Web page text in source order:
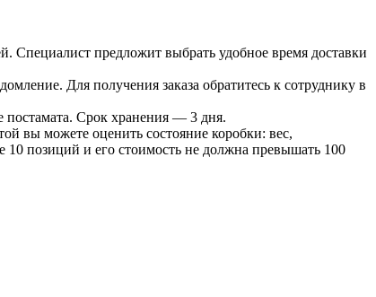
Специалист предложит выбрать удобное время доставки
Для получения заказа обратитесь к сотруднику в
постамата. Срок хранения — 3 дня.
вы можете оценить состояние коробки: вес,
10 позиций и его стоимость не должна превышать 100